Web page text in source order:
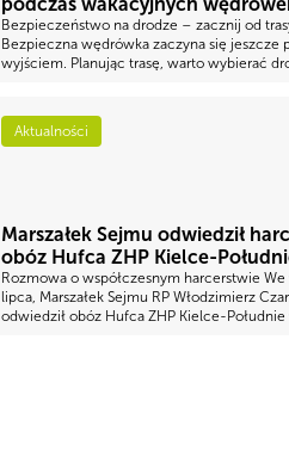
Bezpieczeństwo na drodze – zacznij od
Bezpieczna wędrówka zaczyna się jeszcze
wyjściem. Planując trasę, warto wybierać
Aktualności
Marszałek Sejmu odwiedził
obóz Hufca ZHP Kielce-
Rozmowa o współczesnym harcerstwie We
lipca, Marszałek Sejmu RP Włodzimierz
odwiedził obóz Hufca ZHP Kielce-Południe